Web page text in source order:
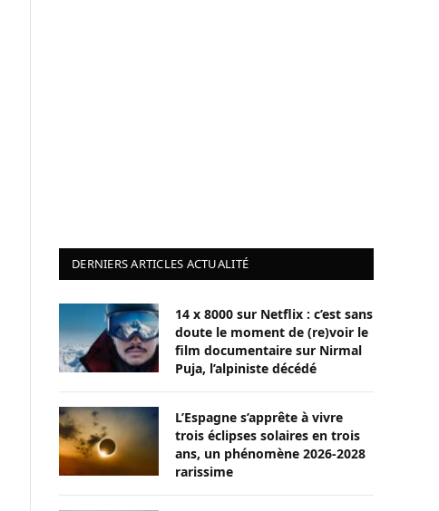
DERNIERS ARTICLES ACTUALITÉ
14 x 8000 sur Netflix : c’est sans
doute le moment de (re)voir le
film documentaire sur Nirmal
Puja, l’alpiniste décédé
L’Espagne s’apprête à vivre
trois éclipses solaires en trois
ans, un phénomène 2026-2028
rarissime